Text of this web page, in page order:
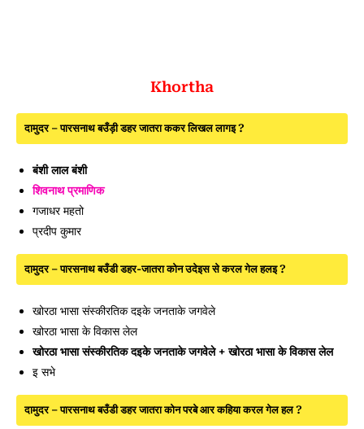
Khortha
दामुदर – पारसनाथ बउँड़ी डहर जातरा ककर लिखल लागइ ?
बंशी लाल बंशी
शिवनाथ प्रमाणिक
गजाधर महतो
प्रदीप कुमार
दामुदर – पारसनाथ बउँडी डहर-जातरा कोन उदेइस से करल गेल हलइ ?
खोरठा भासा संस्कीरतिक दइके जनताके जगवेले
खोरठा भासा के विकास लेल
खोरठा भासा संस्कीरतिक दइके जनताके जगवेले + खोरठा भासा के विकास लेल
इ सभे
दामुदर – पारसनाथ बउँडी डहर जातरा कोन परबे आर कहिया करल गेल हल ?